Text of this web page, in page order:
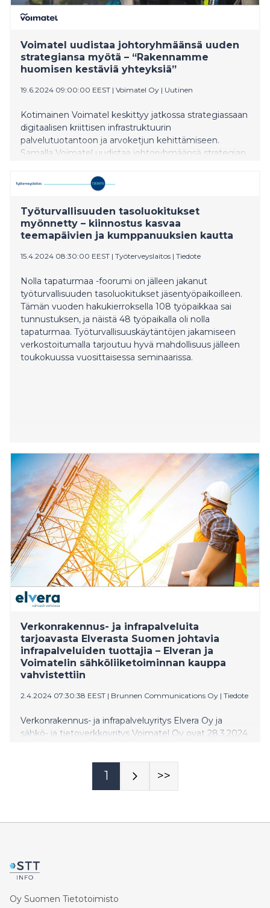
Voimatel uudistaa johtoryhmäänsä uuden
strategiansa myötä – “Rakennamme
huomisen kestäviä yhteyksiä”
19.6.2024 09:00:00 EEST | Voimatel Oy | Uutinen
Kotimainen Voimatel keskittyy jatkossa strategiassaan
digitaalisen kriittisen infrastruktuurin
palvelutuotantoon ja arvoketjun kehittämiseen.
Samalla Voimatel uudistaa johtoryhmäänsä strategian
johtoryhmään liittyy kaupallinen johtaja. Tehtävään on
valittu pörssiyhtiö Bittium Oyj:sta siirtyvä Antti Näykki.
sähköliiketoimintansa vuoden 2023 loppupuolella
verkonrakennus- ja infrapalveluyritys Elvera Oy:lle.
Työturvallisuuden tasoluokitukset
myönnetty – kiinnostus kasvaa
teemapäivien ja kumppanuuksien kautta
15.4.2024 08:30:00 EEST | Työterveyslaitos | Tiedote
Nolla tapaturmaa -foorumi on jälleen jakanut
työturvallisuuden tasoluokitukset jäsentyöpaikoilleen.
Tämän vuoden hakukierroksella 108 työpaikkaa sai
tunnustuksen, ja näistä 48 työpaikalla oli nolla
tapaturmaa. Työturvallisuuskäytäntöjen jakamiseen
verkostoitumalla tarjoutuu hyvä mahdollisuus jälleen
toukokuussa vuosittaisessa seminaarissa.
Verkonrakennus- ja infrapalveluita
tarjoavasta Elverasta Suomen johtavia
infrapalveluiden tuottajia – Elveran ja
Voimatelin sähköliiketoiminnan kauppa
vahvistettiin
2.4.2024 07:30:38 EEST | Brunnen Communications Oy | Tiedote
Verkonrakennus- ja infrapalveluyritys Elvera Oy ja
sähkö- ja tietoverkkoyritys Voimatel Oy ovat 28.3.2024
on siirtynyt Elveralle 1.4.2024. Yhtiöt allekirjoittivat
kauppaa koskevan sopimuksen 22.11.2023, ja Kilpailu- ja
1 >>
Oy Suomen Tietotoimisto